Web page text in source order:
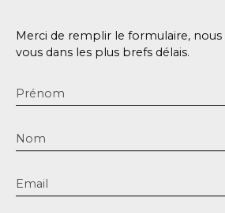
Merci de remplir le formulaire,
vous dans les plus brefs délais.
Prénom
Nom
Email